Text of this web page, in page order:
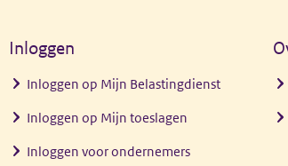
Inloggen
Inloggen op Mijn Belastingdienst
Inloggen op Mijn toeslagen
Inloggen voor ondernemers